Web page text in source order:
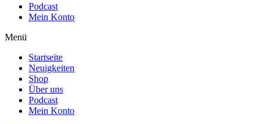
Podcast
Mein Konto
Menü
Startseite
Neuigkeiten
Shop
Über uns
Podcast
Mein Konto